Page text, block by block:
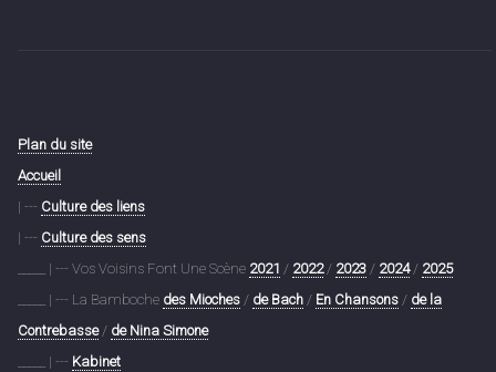
Plan du site
Accueil
| --- Culture des liens
| --- Culture des sens
_____ | --- Vos Voisins Font Une Scène 2021 / 2022/ 2023 / 2024/ 2025
_____ | --- La Bamboche des Mioches / de Bach / En Chansons / de la
Contrebasse/ de Nina Simone
_____ | --- Kabinet